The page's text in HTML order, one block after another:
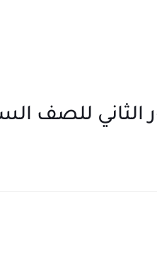
الثاني للصف